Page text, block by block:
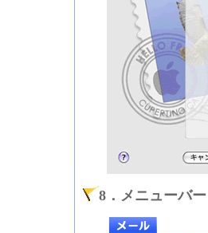
8．メニューバ